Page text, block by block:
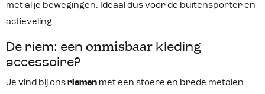
met al je bewegingen. Ideaal dus voor de buitensporter en
actieveling.
De riem: een onmisbaar kleding
accessoire?
Je vind bij ons riemen met een stoere en brede metalen